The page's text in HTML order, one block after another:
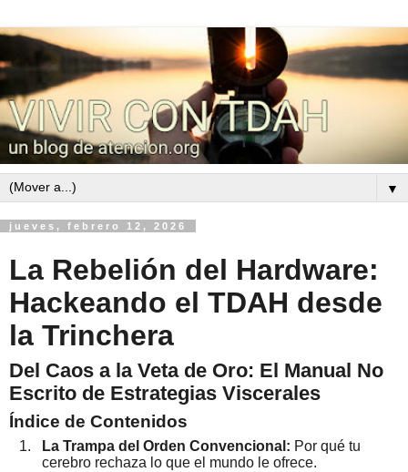
▼
jueves, febrero 12, 2026
La Rebelión del Hardware:
Hackeando el TDAH desde
la Trinchera
Del Caos a la Veta de Oro: El Manual No
Escrito de Estrategias Viscerales
Índice de Contenidos
La Trampa del Orden Convencional: Por qué tu
cerebro rechaza lo que el mundo le ofrece.